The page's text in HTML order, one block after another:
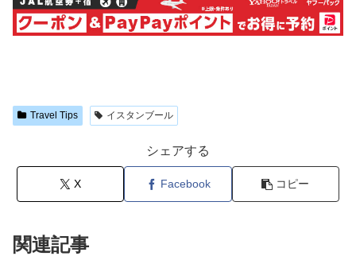
Travel Tips イスタンブール
シェアする
X Facebook コピー
関連記事